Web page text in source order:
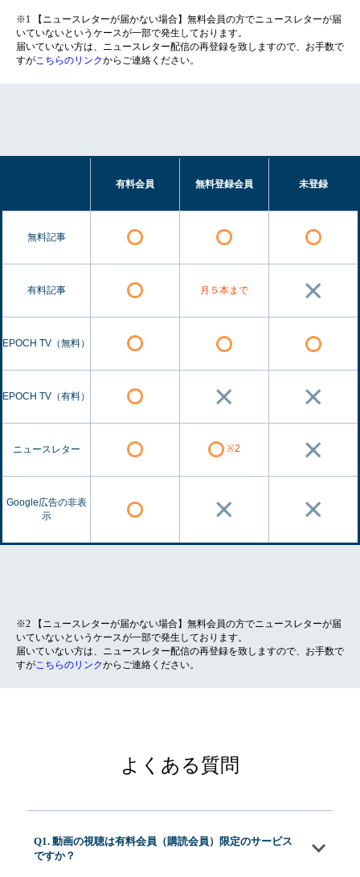
※1 【ニュースレターが届かない場合】無料会員の方でニュースレターが届
いていないというケースが一部で発生しております。
届いていない方は、ニュースレター配信の再登録を致しますので、お手数で
すがこちらのリンクからご連絡ください。
有料会員 無料登録会員 未登録
無料記事
有料記事 月５本まで
EPOCH TV（無料）
EPOCH TV（有料）
ニュースレター ※2
Google広告の非表
示
※2 【ニュースレターが届かない場合】無料会員の方でニュースレターが届
いていないというケースが一部で発生しております。
届いていない方は、ニュースレター配信の再登録を致しますので、お手数で
すがこちらのリンクからご連絡ください。
よくある質問
Q1. 動画の視聴は有料会員（購読会員）限定のサービス
ですか？